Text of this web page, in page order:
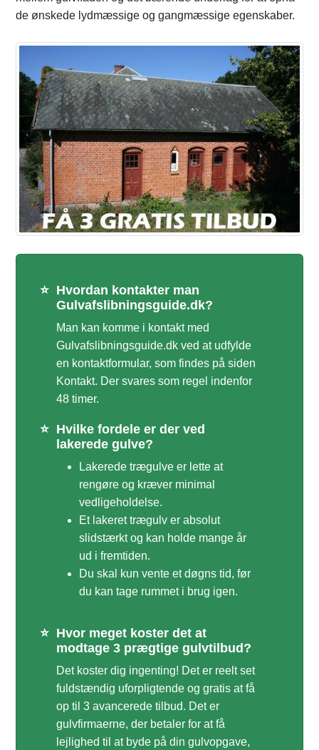
de ønskede lydmæssige og gangmæssige egenskaber.
⭐ Hvordan kontakter man
Gulvafslibningsguide.dk?
Man kan komme i kontakt med
Gulvafslibningsguide.dk ved at udfylde
en kontaktformular, som findes på siden
Kontakt. Der svares som regel indenfor
48 timer.
⭐ Hvilke fordele er der ved
lakerede gulve?
Lakerede trægulve er lette at
rengøre og kræver minimal
vedligeholdelse.
Et lakeret trægulv er absolut
slidstærkt og kan holde mange år
ud i fremtiden.
Du skal kun vente et døgns tid, før
du kan tage rummet i brug igen.
⭐ Hvor meget koster det at
modtage 3 prægtige gulvtilbud?
Det koster dig ingenting! Det er reelt set
fuldstændig uforpligtende og gratis at få
op til 3 avancerede tilbud. Det er
gulvfirmaerne, der betaler for at få
lejlighed til at byde på din gulvopgave,